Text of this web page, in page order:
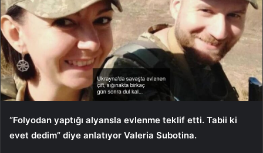
“Folyodan yaptığı alyansla evlenme teklif etti. Tabii ki
evet dedim” diye anlatıyor Valeria Subotina.